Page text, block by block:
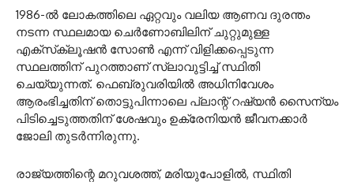
1986-ൽ ലോകത്തിലെ ഏറ്റവും വലിയ ആണവ ദുരന്തം
നടന്ന സ്ഥലമായ ചെർണോബിലിന് ചുറ്റുമുള്ള
എക്‌സ്‌ക്ലൂഷൻ സോൺ എന്ന് വിളിക്കപ്പെടുന്ന
സ്ഥലത്തിന് പുറത്താണ് സ്ലാവുട്ടിച്ച് സ്ഥിതി
ചെയ്യുന്നത്. ഫെബ്രുവരിയിൽ അധിനിവേശം
ആരംഭിച്ചതിന് തൊട്ടുപിന്നാലെ പ്ലാന്റ് റഷ്യൻ സൈന്യം
പിടിച്ചെടുത്തതിന് ശേഷവും ഉക്രേനിയൻ ജീവനക്കാർ
ജോലി തുടർന്നിരുന്നു.
രാജ്യത്തിന്റെ മറുവശത്ത്, മരിയുപോളിൽ, സ്ഥിതി